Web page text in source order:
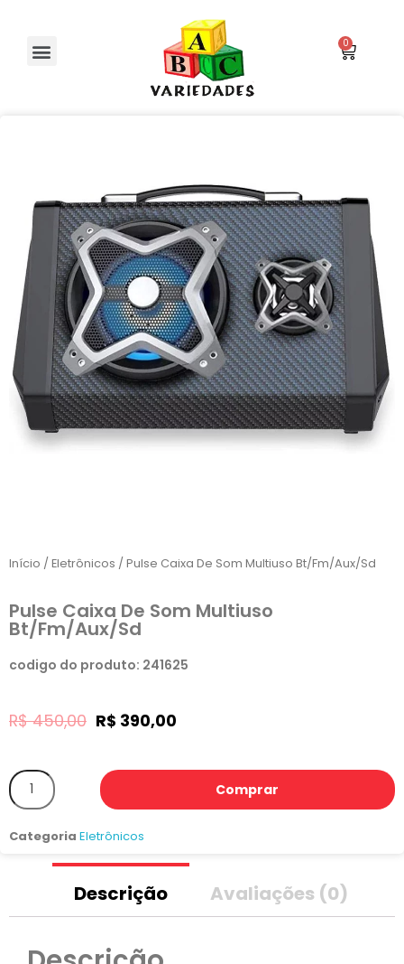
Início / Eletrônicos / Pulse Caixa De Som Multiuso Bt/Fm/Aux/Sd
Pulse Caixa De Som Multiuso
Bt/Fm/Aux/Sd
codigo do produto: 241625
R$450,00 R$ 390,00
Comprar
Categoria Eletrônicos
Descrição Avaliações (0)